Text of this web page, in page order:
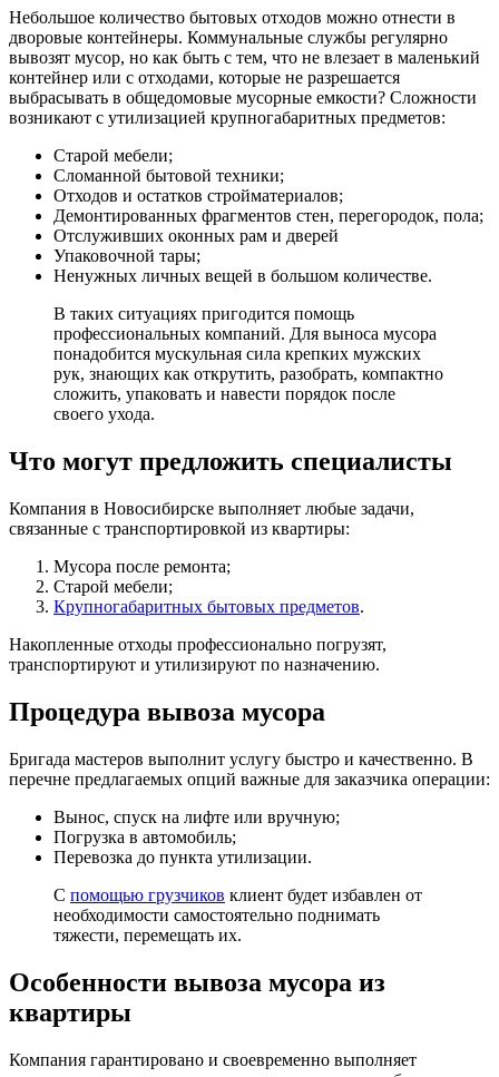
Небольшое количество бытовых отходов можно отнести в
дворовые контейнеры. Коммунальные службы регулярно
вывозят мусор, но как быть с тем, что не влезает в маленький
контейнер или с отходами, которые не разрешается
выбрасывать в общедомовые мусорные емкости? Сложности
возникают с утилизацией крупногабаритных предметов:
Старой мебели;
Сломанной бытовой техники;
Отходов и остатков стройматериалов;
Демонтированных фрагментов стен, перегородок, пола;
Отслуживших оконных рам и дверей
Упаковочной тары;
Ненужных личных вещей в большом количестве.
В таких ситуациях пригодится помощь
профессиональных компаний. Для выноса мусора
понадобится мускульная сила крепких мужских
рук, знающих как открутить, разобрать, компактно
сложить, упаковать и навести порядок после
своего ухода.
Что могут предложить специалисты
Компания в Новосибирске выполняет любые задачи,
связанные с транспортировкой из квартиры:
Мусора после ремонта;
Старой мебели;
Крупногабаритных бытовых предметов.
Накопленные отходы профессионально погрузят,
транспортируют и утилизируют по назначению.
Процедура вывоза мусора
Бригада мастеров выполнит услугу быстро и качественно. В
перечне предлагаемых опций важные для заказчика операции:
Вынос, спуск на лифте или вручную;
Погрузка в автомобиль;
Перевозка до пункта утилизации.
С помощью грузчиков клиент будет избавлен от
необходимости самостоятельно поднимать
тяжести, перемещать их.
Особенности вывоза мусора из
квартиры
Компания гарантировано и своевременно выполняет